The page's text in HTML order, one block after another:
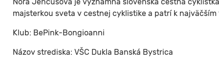
majsterkou sveta v cestnej cyklistike a patrí k
Klub: BePink-Bongioanni
Názov strediska: VŠC Dukla Banská Bystrica